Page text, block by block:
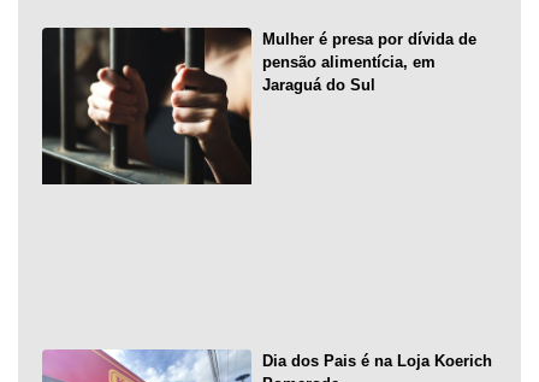
Mulher é presa por dívida de
pensão alimentícia, em
Jaraguá do Sul
Dia dos Pais é na Loja Koerich